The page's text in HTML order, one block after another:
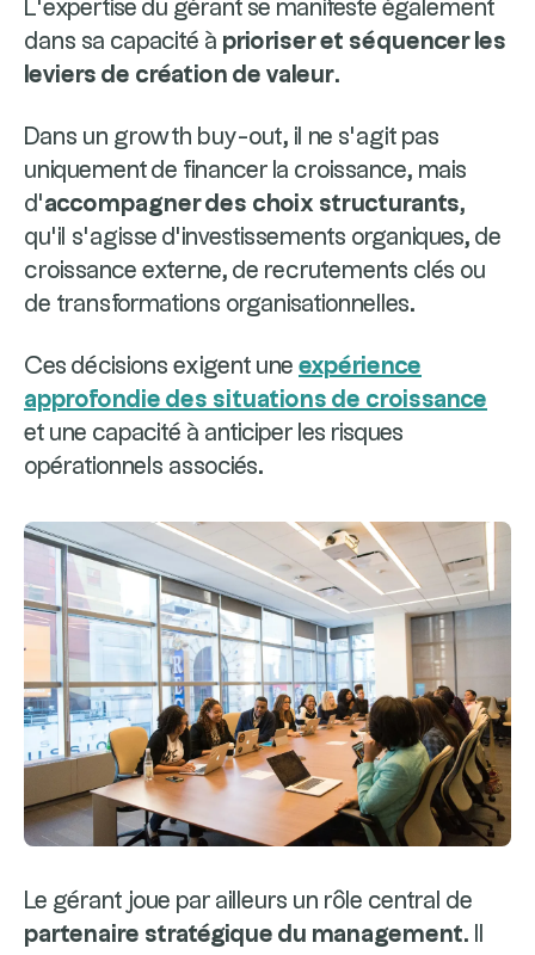
L’expertise du gérant se manifeste également
dans sa capacité à prioriser et séquencer les
leviers de création de valeur.
Dans un growth buy-out, il ne s’agit pas
uniquement de financer la croissance, mais
d’accompagner des choix structurants,
qu’il s’agisse d’investissements organiques, de
croissance externe, de recrutements clés ou
de transformations organisationnelles.
Ces décisions exigent une expérience
approfondie des situations de croissance
et une capacité à anticiper les risques
opérationnels associés.
Le gérant joue par ailleurs un rôle central de
partenaire stratégique du management. Il